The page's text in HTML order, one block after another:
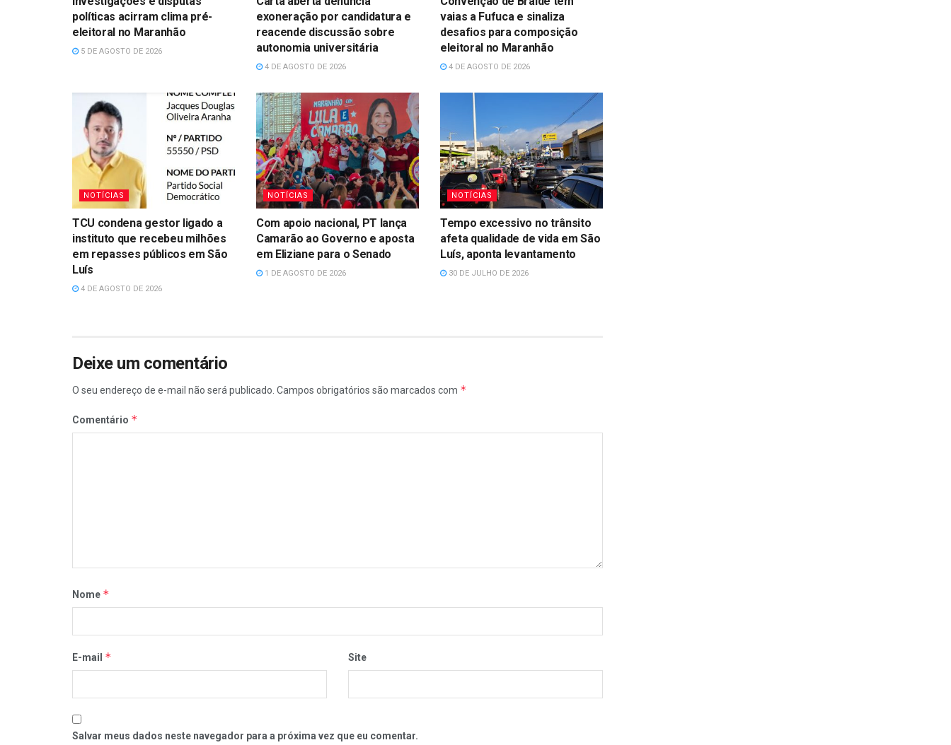
políticas acirram clima pré-
eleitoral no Maranhão
5 DE AGOSTO DE 2026
exoneração por candidatura e
reacende discussão sobre
autonomia universitária
4 DE AGOSTO DE 2026
vaias a Fufuca e sinaliza
desafios para composição
eleitoral no Maranhão
4 DE AGOSTO DE 2026
NOTÍCIAS
TCU condena gestor ligado a
instituto que recebeu milhões
em repasses públicos em São
Luís
4 DE AGOSTO DE 2026
NOTÍCIAS
Com apoio nacional, PT lança
Camarão ao Governo e aposta
em Eliziane para o Senado
1 DE AGOSTO DE 2026
NOTÍCIAS
Tempo excessivo no trânsito
afeta qualidade de vida em São
Luís, aponta levantamento
30 DE JULHO DE 2026
Deixe um comentário
O seu endereço de e-mail não será publicado. Campos obrigatórios são marcados com *
Comentário *
Nome *
E-mail * Site
Salvar meus dados neste navegador para a próxima vez que eu comentar.